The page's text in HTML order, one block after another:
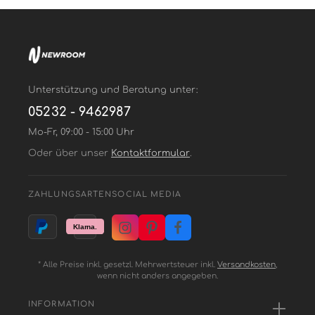
Unterstützung und Beratung unter:
05232 - 9462987
Mo-Fr, 09:00 - 15:00 Uhr
Oder über unser Kontaktformular.
ZAHLUNGSARTEN SOCIAL MEDIA
* Alle Preise inkl. gesetzl. Mehrwertsteuer inkl. Versandkosten,
wenn nicht anders angegeben.
INFORMATION